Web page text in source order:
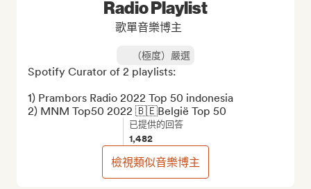
Radio Playlist
歌單音樂博主
（極度）嚴選
Spotify Curator of 2 playlists:
1) Prambors Radio 2022 Top 50 indonesia
2) MNM Top50 2022 🇧🇪België Top 50
已提供的回答
1,482
檢視類似音樂博主